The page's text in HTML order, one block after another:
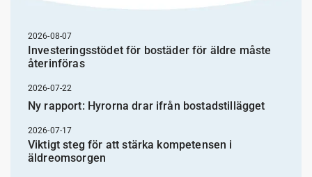
2026-08-07
Investeringsstödet för bostäder för äldre måste
återinföras
2026-07-22
Ny rapport: Hyrorna drar ifrån bostadstillägget
2026-07-17
Viktigt steg för att stärka kompetensen i
äldreomsorgen